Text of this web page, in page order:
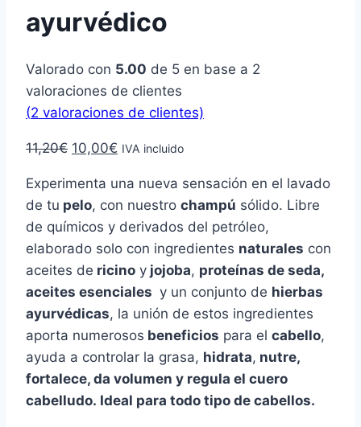
ayurvédico
Valorado con 5.00 de 5 en base a 2
valoraciones de clientes
(2 valoraciones de clientes)
11,20€ El
original
era:
11,20€.
10,00€ El
actual
es:
10,00€.
IVA incluido
Experimenta una nueva sensación en el lavado
de tu pelo, con nuestro champú sólido. Libre
de químicos y derivados del petróleo,
elaborado solo con ingredientes naturales con
aceites de ricino y jojoba, proteínas de seda,
aceites esenciales y un conjunto de hierbas
ayurvédicas, la unión de estos ingredientes
aporta numerosos beneficios para el cabello,
ayuda a controlar la grasa, hidrata, nutre,
fortalece, da volumen y regula el cuero
cabelludo. Ideal para todo tipo de cabellos.